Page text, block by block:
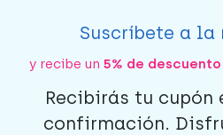
Suscríbete a la
y recibe un 5% de descuento
Recibirás tu cupón
confirmación.